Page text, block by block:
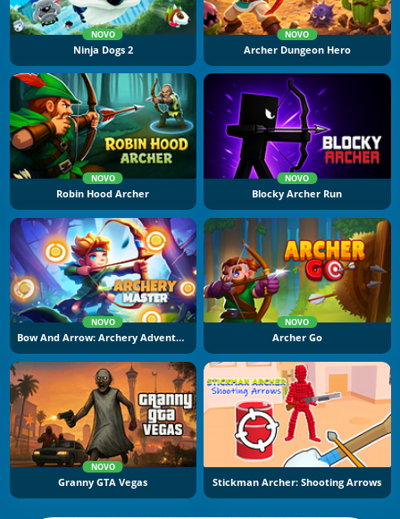
NOVO
Ninja Dogs 2
NOVO
Archer Dungeon Hero
NOVO
Robin Hood Archer
NOVO
Blocky Archer Run
NOVO
Bow And Arrow: Archery Adventure
NOVO
Archer Go
NOVO
Granny GTA Vegas Stickman Archer: Shooting Arrows